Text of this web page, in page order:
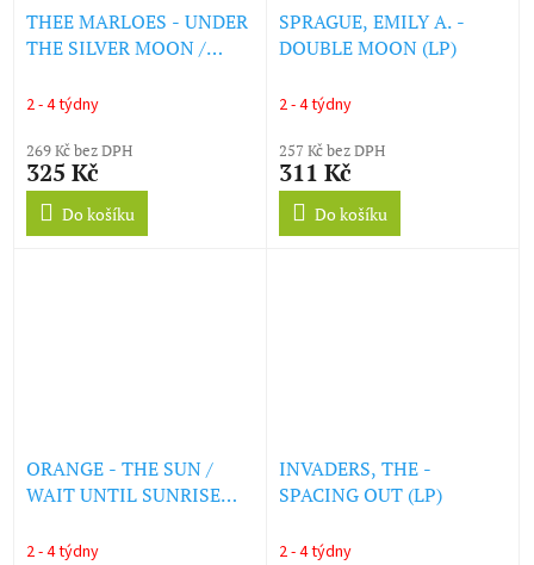
THEE MARLOES - UNDER
THE SILVER MOON /
(LP)
2 - 4 týdny
269 Kč bez DPH
325 Kč
Do košíku
SPRAGUE, EMILY A. -
DOUBLE MOON (LP)
2 - 4 týdny
257 Kč bez DPH
311 Kč
Do košíku
ORANGE - THE SUN /
WAIT UNTIL SUNRISE
2 - 4 týdny
INVADERS, THE -
SPACING OUT (LP)
2 - 4 týdny